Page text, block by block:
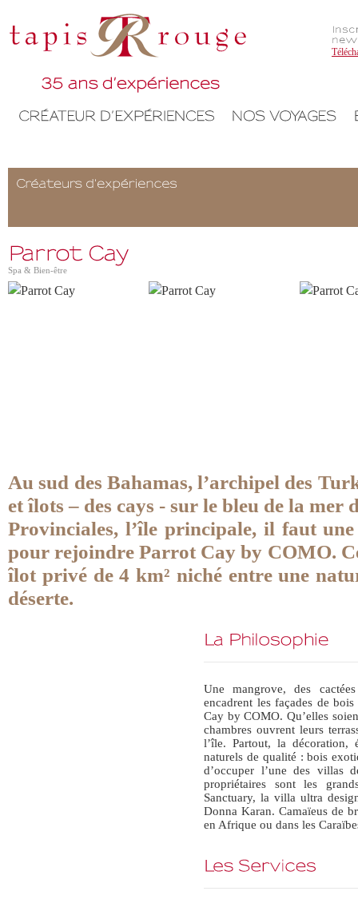
Spa & Bien-être
Au sud des Bahamas, l’archipel des
et îlots – des cays - sur le bleu de la mer
Provinciales, l’île principale, il faut une
pour rejoindre Parrot Cay by COMO.
îlot privé de 4 km² niché entre une
déserte.
Une mangrove, des
encadrent les façades de
Cay by COMO. Qu’elles
chambres ouvrent leurs
l’île. Partout, la décoration,
naturels de qualité : bois
d’occuper l’une des villas
propriétaires sont les
Sanctuary, la villa ultra
Donna Karan. Camaïeus de
en Afrique ou dans les